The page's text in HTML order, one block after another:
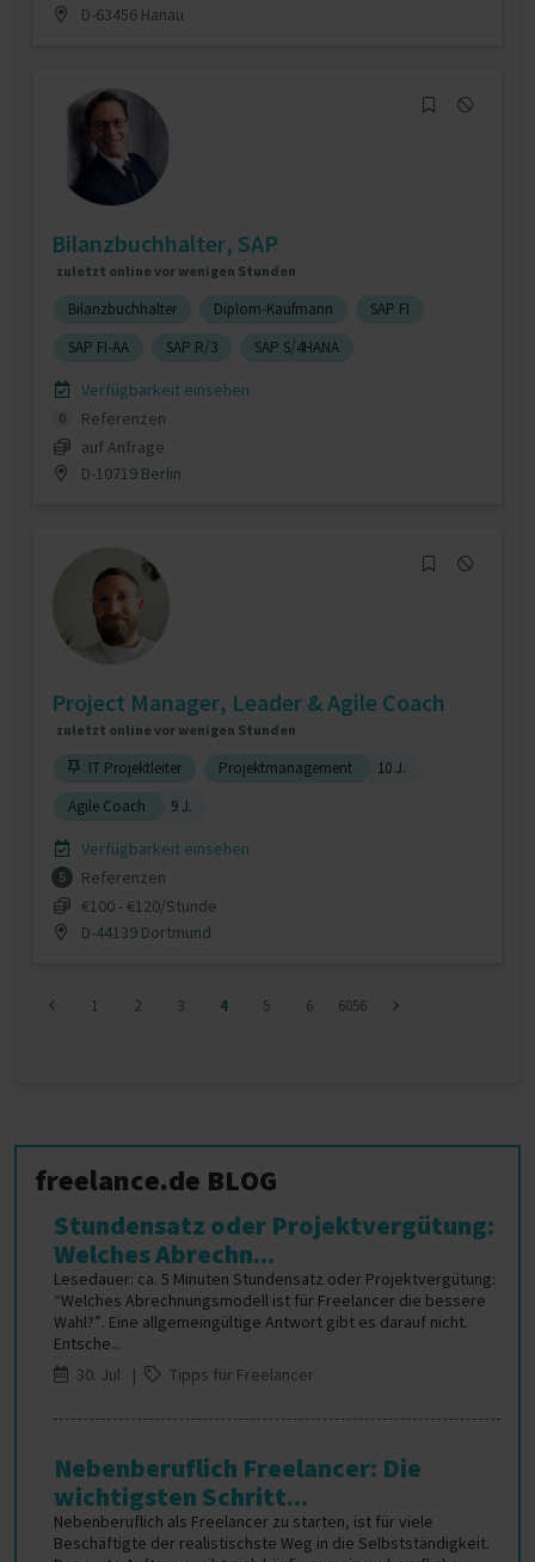
D-63456 Hanau
Bilanzbuchhalter, SAP
zuletzt online vor wenigen Stunden
Bilanzbuchhalter Diplom-Kaufmann
SAP FI
SAP FI-AA
SAP R/3 SAP S/4HANA
Verfügbarkeit einsehen
0
Referenzen
auf Anfrage
D-10719 Berlin
Project Manager, Leader & Agile Coach
zuletzt online vor wenigen Stunden
IT Projektleiter Projektmanagement
10 J.
Agile Coach
9 J.
Verfügbarkeit einsehen
5
Referenzen
€100 - €120/Stunde
D-44139 Dortmund
1 2 3 4 5 6 6056
freelance.de BLOG
Stundensatz oder Projektvergütung:
Welches Abrechn...
Lesedauer: ca. 5 Minuten Stundensatz oder Projektvergütung:
“Welches Abrechnungsmodell ist für Freelancer die bessere
Wahl?”. Eine allgemeingültige Antwort gibt es darauf nicht.
Entsche...
30. Jul |
Tipps für Freelancer
Nebenberuflich Freelancer: Die
wichtigsten Schritt...
Nebenberuflich als Freelancer zu starten, ist für viele
Beschäftigte der realistischste Weg in die Selbstständigkeit.